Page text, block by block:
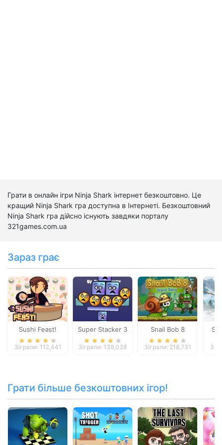
Грати в онлайн ігри Ninja Shark інтернет безкоштовно. Це
кращий Ninja Shark гра доступна в Інтернеті. Безкоштовний
Ninja Shark гра дійсно існують завдяки порталу
321games.com.ua
Зараз грає
Sushi Feast!
Зіграли: 112,441
Super Stacker 3
Зіграли: 139,038
Snail Bob 8
Зіграли: 218,731
Грати більше безкоштовних ігор!